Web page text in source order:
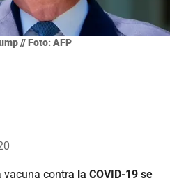
// Foto: AFP
vacuna contra la COVID-19 se